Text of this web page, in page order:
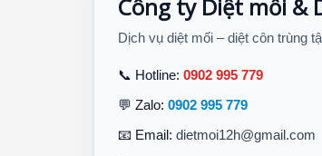
Công ty Diệt mối &
Dịch vụ diệt mối – diệt côn trùng
📞 Hotline: 0902 995 779
💬 Zalo: 0902 995 779
📧 Email: dietmoi12h@gmail.com